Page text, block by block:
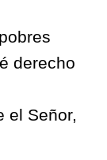
derecho
el Señor,